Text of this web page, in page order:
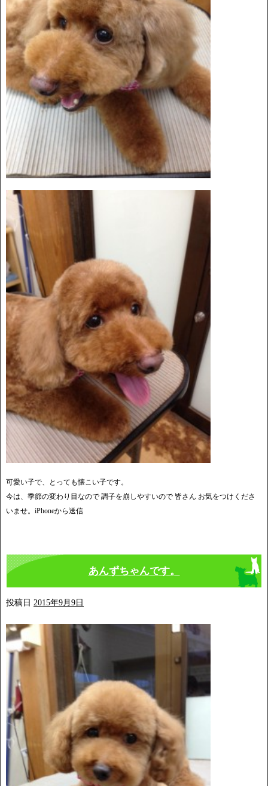
可愛い子で、とっても懐こい子です。
今は、季節の変わり目なので 調子を崩しやすいので 皆さん お気をつけくださ
いませ。iPhoneから送信
あんずちゃんです。
投稿日 2015年9月9日